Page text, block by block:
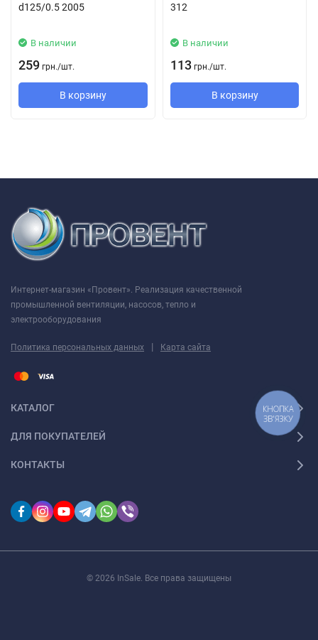
d125/0.5 2005
В наличии
259 грн./шт.
В корзину
312
В наличии
113 грн./шт.
В корзину
Интернет-магазин «Провент». Реализация качественной
промышленной вентиляции, насосов, тепло и
электрооборудования
Политика персональных данных | Карта сайта
КАТАЛОГ
ДЛЯ ПОКУПАТЕЛЕЙ
КОНТАКТЫ
© 2026 InSale. Все права защищены
КНОПКА
ЗВ'ЯЗКУ